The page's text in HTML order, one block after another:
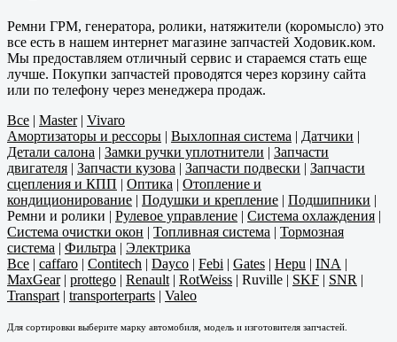
Ремни ГРМ, генератора, ролики, натяжители (коромысло) это
все есть в нашем интернет магазине запчастей Ходовик.ком.
Мы предоставляем отличный сервис и стараемся стать еще
лучше. Покупки запчастей проводятся через корзину сайта
или по телефону через менеджера продаж.
Все | Master| Vivaro
Амортизаторы и рессоры | Выхлопная система | Датчики |
Детали салона | Замки ручки уплотнители | Запчасти
двигателя | Запчасти кузова | Запчасти подвески | Запчасти
сцепления и КПП | Оптика | Отопление и
кондиционирование | Подушки и крепление | Подшипники |
Ремни и ролики | Рулевое управление | Система охлаждения |
Система очистки окон | Топливная система | Тормозная
система | Фильтра | Электрика
Все | caffaro | Contitech | Dayco | Febi | Gates | Hepu | INA |
MaxGear| prottego | Renault | RotWeiss | Ruville | SKF | SNR |
Transpart | transporterparts | Valeo
Для сортировки выберите марку автомобиля, модель и изготовителя запчастей.